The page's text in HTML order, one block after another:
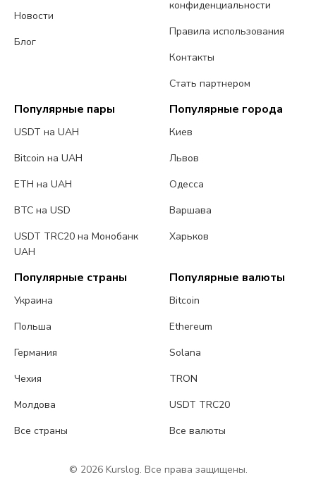
Новости
Блог
конфиденциальности
Правила использования
Контакты
Стать партнером
Популярные пары
USDT на UAH
Bitcoin на UAH
ETH на UAH
BTC на USD
USDT TRC20 на Монобанк
UAH
Популярные города
Киев
Львов
Одесса
Варшава
Харьков
Популярные страны
Украина
Польша
Германия
Чехия
Молдова
Все страны
Популярные валюты
Bitcoin
Ethereum
Solana
TRON
USDT TRC20
Все валюты
© 2026 Kurslog. Все права защищены.